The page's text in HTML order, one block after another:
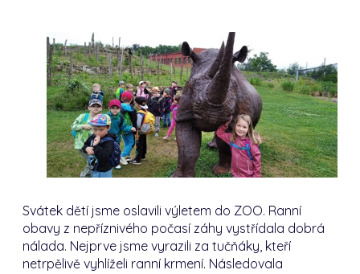
Svátek dětí jsme oslavili výletem do ZOO. Ranní
obavy z nepříznivého počasí záhy vystřídala dobrá
nálada. Nejprve jsme vyrazili za tučňáky, kteří
netrpělivě vyhlíželi ranní krmení. Následovala